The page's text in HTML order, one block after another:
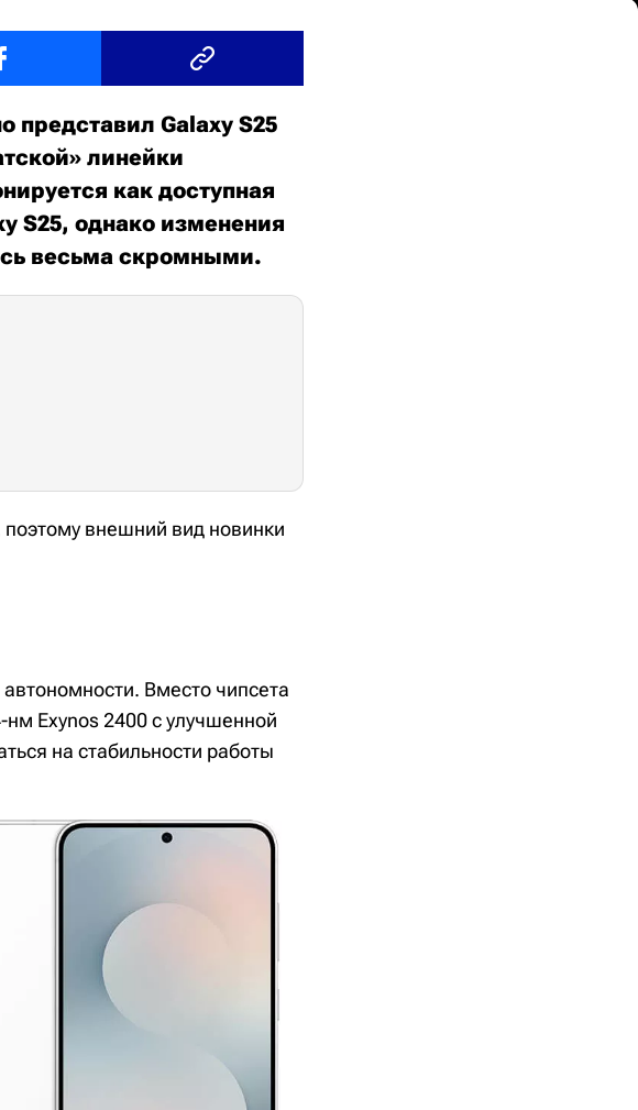
представил Galaxy S25
линейки
как доступная
S25, однако изменения
весьма скромными.
поэтому внешний вид новинки
Вместо чипсета
Exynos 2400 с улучшенной
на стабильности работы